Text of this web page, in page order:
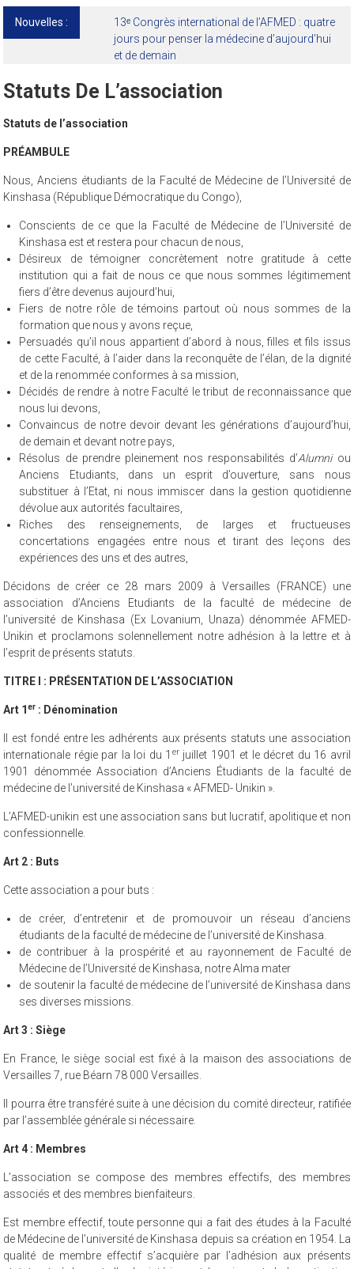
Nouvelles :
13ᵉ Congrès international de l’AFMED : quatre
jours pour penser la médecine d’aujourd’hui
et de demain
Statuts De L’association
Statuts de l’association
PRÉAMBULE
Nous, Anciens étudiants de la Faculté de Médecine de l’Université de
Kinshasa (République Démocratique du Congo),
Conscients de ce que la Faculté de Médecine de l’Université de
Kinshasa est et restera pour chacun de nous,
Désireux de témoigner concrètement notre gratitude à cette
institution qui a fait de nous ce que nous sommes légitimement
fiers d’être devenus aujourd’hui,
Fiers de notre rôle de témoins partout où nous sommes de la
formation que nous y avons reçue,
Persuadés qu’il nous appartient d’abord à nous, filles et fils issus
de cette Faculté, à l’aider dans la reconquête de l’élan, de la dignité
et de la renommée conformes à sa mission,
Décidés de rendre à notre Faculté le tribut de reconnaissance que
nous lui devons,
Convaincus de notre devoir devant les générations d’aujourd’hui,
de demain et devant notre pays,
Résolus de prendre pleinement nos responsabilités d’Alumniou
Anciens Etudiants, dans un esprit d’ouverture, sans nous
substituer à l’Etat, ni nous immiscer dans la gestion quotidienne
dévolue aux autorités facultaires,
Riches des renseignements, de larges et fructueuses
concertations engagées entre nous et tirant des leçons des
expériences des uns et des autres,
Décidons de créer ce 28 mars 2009 à Versailles (FRANCE) une
association d’Anciens Etudiants de la faculté de médecine de
l’université de Kinshasa (Ex Lovanium, Unaza) dénommée AFMED-
Unikin et proclamons solennellement notre adhésion à la lettre et à
l’esprit de présents statuts.
TITRE I : PRÉSENTATION DE L’ASSOCIATION
Art 1er : Dénomination
Il est fondé entre les adhérents aux présents statuts une association
internationale régie par la loi du 1 erjuillet 1901 et le décret du 16 avril
1901 dénommée Association d’Anciens Étudiants de la faculté de
médecine de l’université de Kinshasa « AFMED- Unikin ».
L’AFMED-unikin est une association sans but lucratif, apolitique et non
confessionnelle.
Art 2 : Buts
Cette association a pour buts :
de créer, d’entretenir et de promouvoir un réseau d’anciens
étudiants de la faculté de médecine de l’université de Kinshasa.
de contribuer à la prospérité et au rayonnement de Faculté de
Médecine de l’Université de Kinshasa, notre Alma mater
de soutenir la faculté de médecine de l’université de Kinshasa dans
ses diverses missions.
Art 3 : Siège
En France, le siège social est fixé à la maison des associations de
Versailles 7, rue Béarn 78 000 Versailles.
Il pourra être transféré suite à une décision du comité directeur, ratifiée
par l’assemblée générale si nécessaire.
Art 4 : Membres
L’association se compose des membres effectifs, des membres
associés et des membres bienfaiteurs.
Est membre effectif, toute personne qui a fait des études à la Faculté
de Médecine de l’université de Kinshasa depuis sa création en 1954. La
qualité de membre effectif s’acquière par l’adhésion aux présents